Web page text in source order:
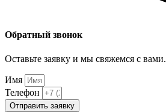
Обратный звонок
Оставьте заявку и мы свяжемся с вами.
Имя
Телефон
Отправить заявку